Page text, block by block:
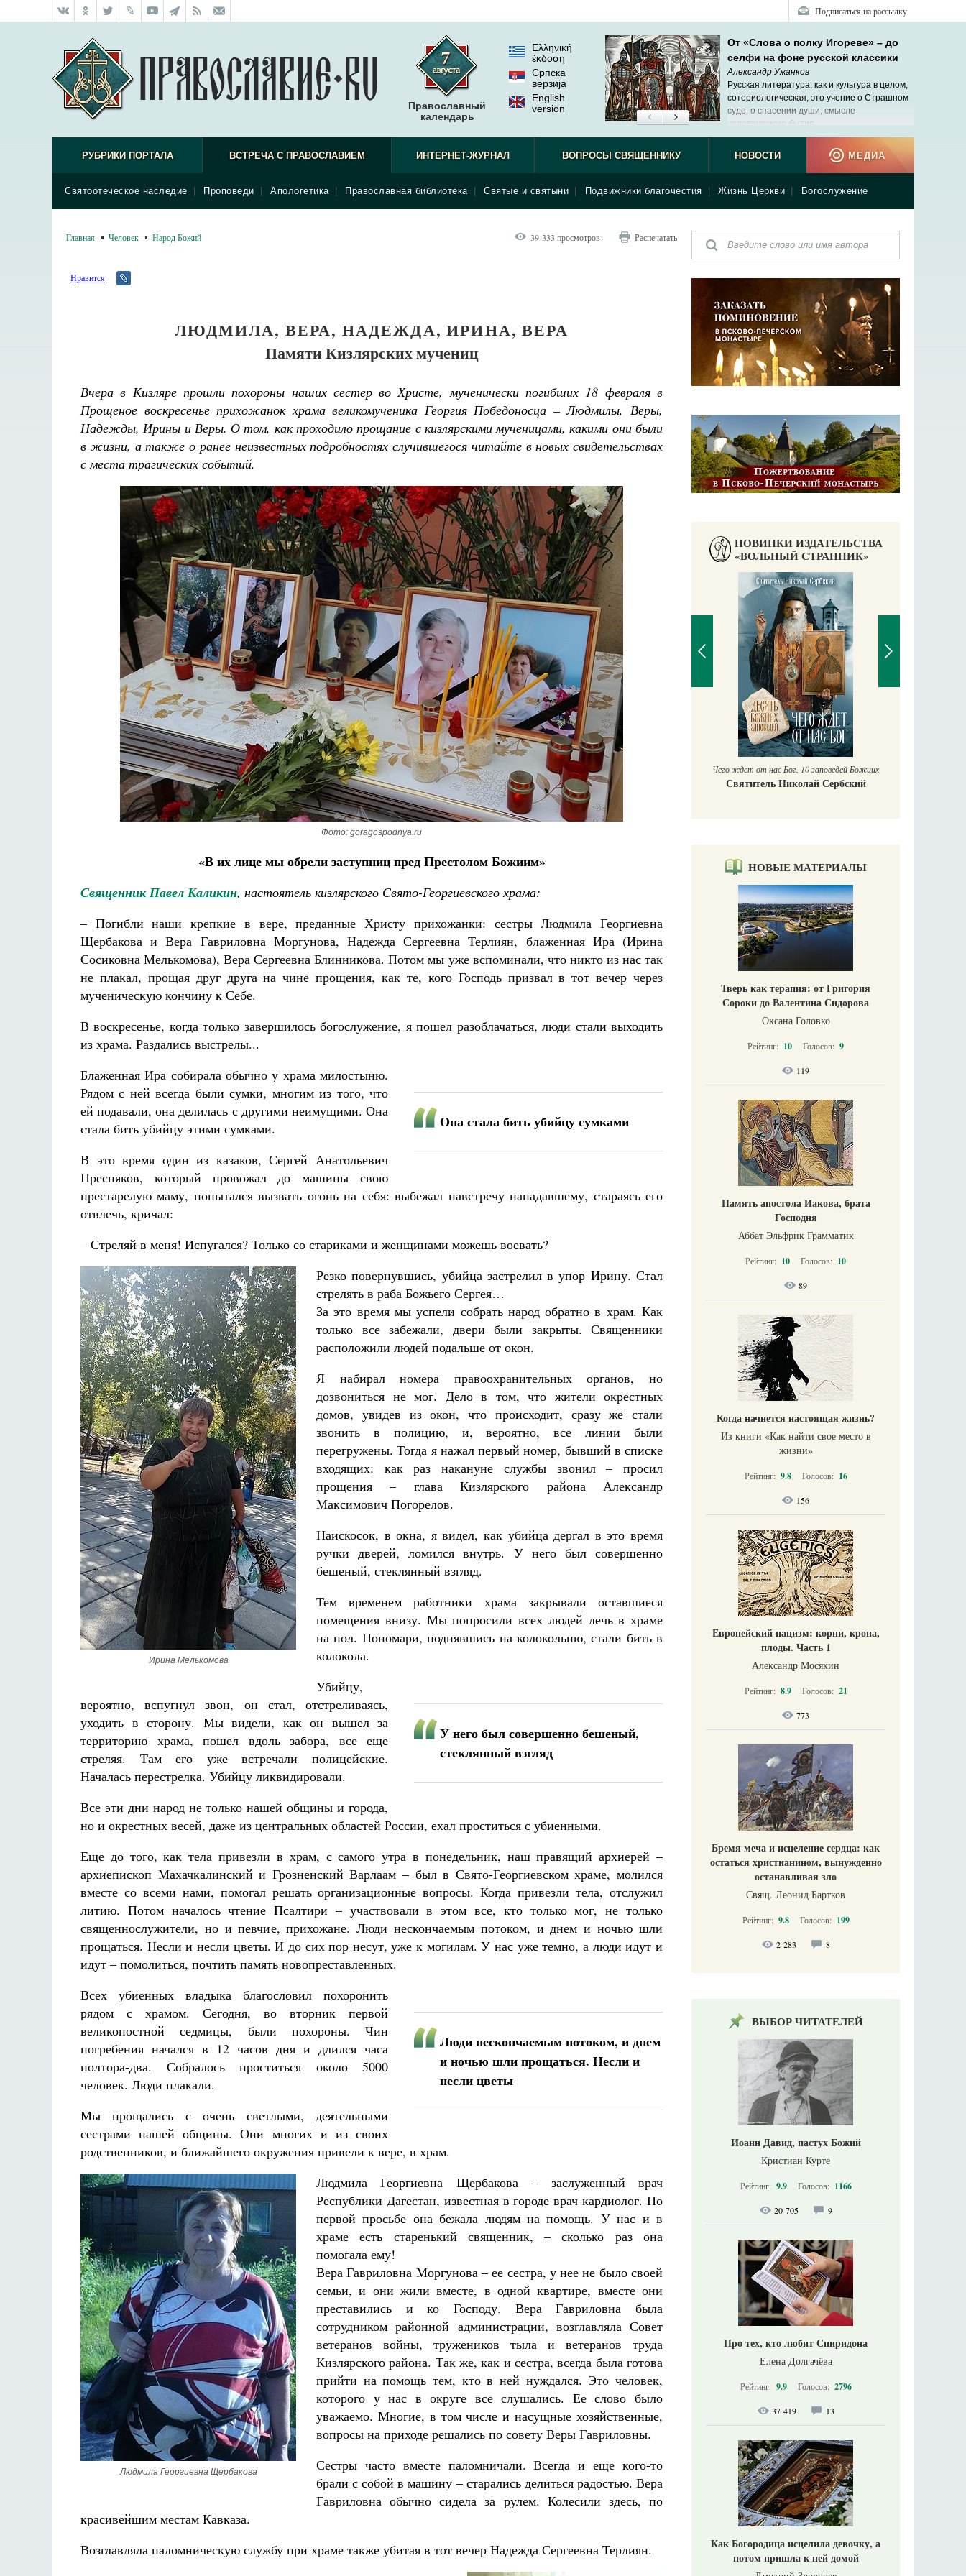
Подписаться на рассылку
Православный
календарь
Ελληνική
έκδοση
Српска
верзиjа
English
version
От «Слова о полку Игореве» – до
селфи на фоне русской классики
Александр Ужанков
Русская литература, как и культура в целом,
сотериологическая, это учение о Страшном
суде, о спасении души, смысле
человеческого бытия.
РУБРИКИ ПОРТАЛА ВСТРЕЧА С ПРАВОСЛАВИЕМ
Святоотеческое наследие Проповеди Апологетика Православная библиотека Святые и святыни Подвижники благочестия Жизнь Церкви Богослужение
ИНТЕРНЕТ-ЖУРНАЛ ВОПРОСЫ СВЯЩЕННИКУ НОВОСТИ МЕДИА
Главная Человек Народ Божий 39 333 просмотров Распечатать
Нравится
ЛЮДМИЛА, ВЕРА, НАДЕЖДА, ИРИНА, ВЕРА
Памяти Кизлярских мучениц
Вчера в Кизляре прошли похороны наших сестер во Христе, мученически погибших 18 февраля в
Прощеное воскресенье прихожанок храма великомученика Георгия Победоносца – Людмилы, Веры,
Надежды, Ирины и Веры. О том, как проходило прощание с кизлярскими мученицами, какими они были
в жизни, а также о ранее неизвестных подробностях случившегося читайте в новых свидетельствах
с места трагических событий.
Фото: goragospodnya.ru
«В их лице мы обрели заступниц пред Престолом Божиим»
Священник Павел Каликин, настоятель кизлярского Свято-Георгиевского храма:
– Погибли наши крепкие в вере, преданные Христу прихожанки: сестры Людмила Георгиевна
Щербакова и Вера Гавриловна Моргунова, Надежда Сергеевна Терлиян, блаженная Ира (Ирина
Сосиковна Мелькомова), Вера Сергеевна Блинникова. Потом мы уже вспоминали, что никто из нас так
не плакал, прощая друг друга на чине прощения, как те, кого Господь призвал в тот вечер через
мученическую кончину к Себе.
В воскресенье, когда только завершилось богослужение, я пошел разоблачаться, люди стали выходить
из храма. Раздались выстрелы...
Она стала бить убийцу сумками
Блаженная Ира собирала обычно у храма милостыню.
Рядом с ней всегда были сумки, многим из того, что
ей подавали, она делилась с другими неимущими. Она
стала бить убийцу этими сумками.
В это время один из казаков, Сергей Анатольевич
Пресняков, который провожал до машины свою
престарелую маму, попытался вызвать огонь на себя: выбежал навстречу нападавшему, стараясь его
отвлечь, кричал:
– Стреляй в меня! Испугался? Только со стариками и женщинами можешь воевать?
Ирина Мелькомова
Резко повернувшись, убийца застрелил в упор Ирину. Стал
стрелять в раба Божьего Сергея…
За это время мы успели собрать народ обратно в храм. Как
только все забежали, двери были закрыты. Священники
расположили людей подальше от окон.
Я набирал номера правоохранительных органов, но
дозвониться не мог. Дело в том, что жители окрестных
домов, увидев из окон, что происходит, сразу же стали
звонить в полицию, и, вероятно, все линии были
перегружены. Тогда я нажал первый номер, бывший в списке
входящих: как раз накануне службы звонил – просил
прощения – глава Кизлярского района Александр
Максимович Погорелов.
Наискосок, в окна, я видел, как убийца дергал в это время
ручки дверей, ломился внутрь. У него был совершенно
бешеный, стеклянный взгляд.
Тем временем работники храма закрывали оставшиеся
помещения внизу. Мы попросили всех людей лечь в храме
на пол. Пономари, поднявшись на колокольню, стали бить в
колокола.
У него был совершенно бешеный,
стеклянный взгляд
Убийцу,
вероятно, вспугнул звон, он стал, отстреливаясь,
уходить в сторону. Мы видели, как он вышел за
территорию храма, пошел вдоль забора, все еще
стреляя. Там его уже встречали полицейские.
Началась перестрелка. Убийцу ликвидировали.
Все эти дни народ не только нашей общины и города,
но и окрестных весей, даже из центральных областей России, ехал проститься с убиенными.
Еще до того, как тела привезли в храм, с самого утра в понедельник, наш правящий архиерей –
архиепископ Махачкалинский и Грозненский Варлаам – был в Свято-Георгиевском храме, молился
вместе со всеми нами, помогал решать организационные вопросы. Когда привезли тела, отслужил
литию. Потом началось чтение Псалтири – участвовали в этом все, кто только мог, не только
священнослужители, но и певчие, прихожане. Люди нескончаемым потоком, и днем и ночью шли
прощаться. Несли и несли цветы. И до сих пор несут, уже к могилам. У нас уже темно, а люди идут и
идут – помолиться, почтить память новопреставленных.
Люди нескончаемым потоком, и днем
и ночью шли прощаться. Несли и
несли цветы
Всех убиенных владыка благословил похоронить
рядом с храмом. Сегодня, во вторник первой
великопостной седмицы, были похороны. Чин
погребения начался в 12 часов дня и длился часа
полтора-два. Собралось проститься около 5000
человек. Люди плакали.
Мы прощались с очень светлыми, деятельными
сестрами нашей общины. Они многих и из своих
родственников, и ближайшего окружения привели к вере, в храм.
Людмила Георгиевна Щербакова
Людмила Георгиевна Щербакова – заслуженный врач
Республики Дагестан, известная в городе врач-кардиолог. По
первой просьбе она бежала людям на помощь. У нас и в
храме есть старенький священник, – сколько раз она
помогала ему!
Вера Гавриловна Моргунова – ее сестра, у нее не было своей
семьи, и они жили вместе, в одной квартире, вместе они
преставились и ко Господу. Вера Гавриловна была
сотрудником районной администрации, возглавляла Совет
ветеранов войны, тружеников тыла и ветеранов труда
Кизлярского района. Так же, как и сестра, всегда была готова
прийти на помощь тем, кто в ней нуждался. Это человек,
которого у нас в округе все слушались. Ее слово было
уважаемо. Многие, в том числе и насущные хозяйственные,
вопросы на приходе решались по совету Веры Гавриловны.
Сестры часто вместе паломничали. Всегда и еще кого-то
брали с собой в машину – старались делиться радостью. Вера
Гавриловна обычно сидела за рулем. Колесили здесь, по
красивейшим местам Кавказа.
Возглавляла паломническую службу при храме также убитая в тот вечер Надежда Сергеевна Терлиян.
НОВИНКИ ИЗДАТЕЛЬСТВА
«ВОЛЬНЫЙ СТРАННИК»
Разлуки не будет
Фредерика де Грааф Как найти своё место в жизни
Кирилл Мурышев
Великомученик Георгий Победоносец. Научись у
святого
Роман Котов Чего ждет от нас Бог. 10 заповедей Божиих
Святитель Николай Сербский
НОВЫЕ МАТЕРИАЛЫ
Тверь как терапия: от Григория
Сороки до Валентина Сидорова
Оксана Головко
Рейтинг: 10 Голосов: 9
119
Память апостола Иакова, брата
Господня
Аббат Эльфрик Грамматик
Рейтинг: 10 Голосов: 10
89
Когда начнется настоящая жизнь?
Из книги «Как найти свое место в
жизни​»
Рейтинг: 9.8 Голосов: 16
156
Европейский нацизм: корни, крона,
плоды. Часть 1
Александр Мосякин
Рейтинг: 8.9 Голосов: 21
773
Бремя меча и исцеление сердца: как
остаться христианином, вынужденно
останавливая зло
Свящ. Леонид Бартков
Рейтинг: 9.8 Голосов: 199
2 283 8
ВЫБОР ЧИТАТЕЛЕЙ
Иоанн Давид, пастух Божий
Кристиан Курте
Рейтинг: 9.9 Голосов: 1166
20 705 9
Про тех, кто любит Спиридона
Елена Долгачёва
Рейтинг: 9.9 Голосов: 2796
37 419 13
Как Богородица исцелила девочку, а
потом пришла к ней домой